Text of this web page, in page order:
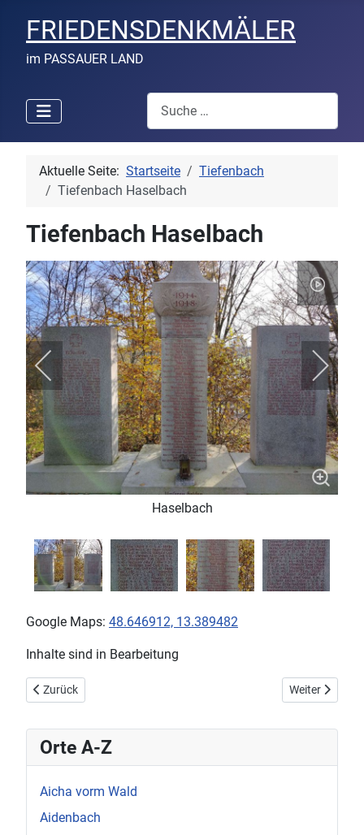
FRIEDENSDENKMÄLER
im PASSAUER LAND
Suchen
Aktuelle Seite: Startseite
Tiefenbach
Tiefenbach Haselbach
Tiefenbach Haselbach
Haselbach
Google Maps: 48.646912, 13.389482
Inhalte sind in Bearbeitung
Vorheriger Beitrag: Tiefenbach Russendenkmal
Zurück Nächster
Weiter
Orte A-Z
Aicha vorm Wald
Aidenbach